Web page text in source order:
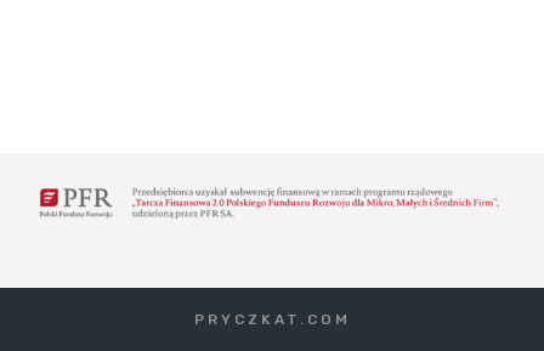
PRYCZKAT.COM